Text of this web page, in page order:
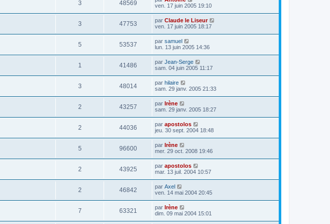
3 48569
ven. 17 juin 2005 19:10
3 47753 par Claude le Liseur
ven. 17 juin 2005 18:17
5 53537 par samuel
lun. 13 juin 2005 14:36
1 41486 par Jean-Serge
sam. 04 juin 2005 11:17
3 48014 par hilaire
sam. 29 janv. 2005 21:33
2 43257 par Irène
sam. 29 janv. 2005 18:27
2 44036 par apostolos
jeu. 30 sept. 2004 18:48
5 96600 par Irène
mer. 29 oct. 2008 19:46
2 43925 par apostolos
mar. 13 juil. 2004 10:57
2 46842 par Axel
ven. 14 mai 2004 20:45
7 63321 par Irène
dim. 09 mai 2004 15:01